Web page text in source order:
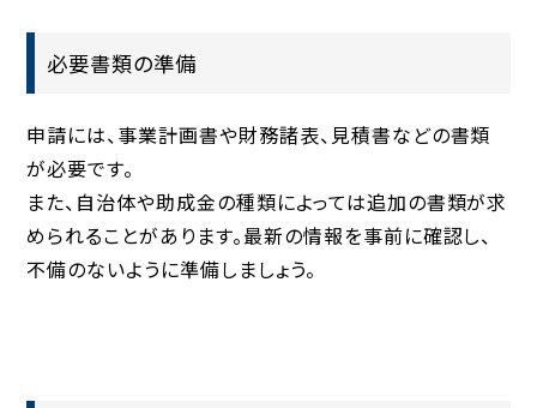
必要書類の準備
申請には、事業計画書や財務諸表、見積書などの書類
が必要です。
また、自治体や助成金の種類によっては追加の書類が求
められることがあります。最新の情報を事前に確認し、
不備のないように準備しましょう。